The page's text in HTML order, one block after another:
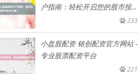
户指南：轻松开启您的股市投资
233
小盘股配资 铭创配资官方网站 -
专业股票配资平台
221